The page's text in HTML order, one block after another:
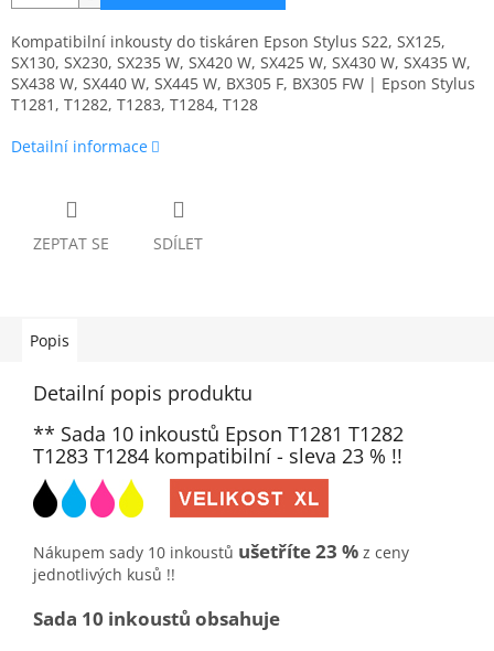
Kompatibilní inkousty do tiskáren Epson Stylus S22, SX125,
SX130, SX230, SX235 W, SX420 W, SX425 W, SX430 W, SX435 W,
SX438 W, SX440 W, SX445 W, BX305 F, BX305 FW | Epson Stylus
T1281, T1282, T1283, T1284, T128
Detailní informace
ZEPTAT SE SDÍLET
Popis
Detailní popis produktu
** Sada 10 inkoustů Epson T1281 T1282
T1283 T1284 kompatibilní - sleva 23 % !!
Nákupem sady 10 inkoustů ušetříte 23 % z ceny
jednotlivých kusů !!
Sada 10 inkoustů obsahuje